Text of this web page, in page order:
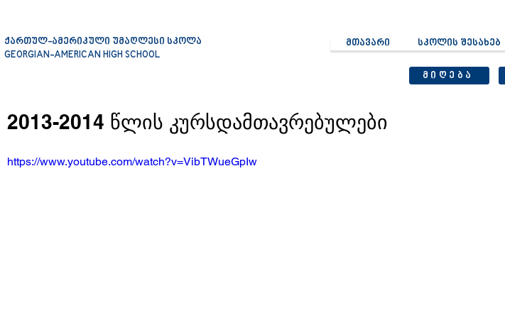
ქართულ-ამერიკული უმაღლესი სკოლა
GEORGIAN-AMERICAN HIGH SCHOOL
მთავარი სკოლის შესახებ
მიღება
2013-2014 წლის კურსდამთავრებულები
https://www.youtube.com/watch?v=VibTWueGpIw